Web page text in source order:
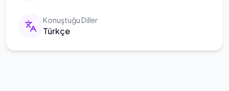
Konuştuğu Diller
Türkçe